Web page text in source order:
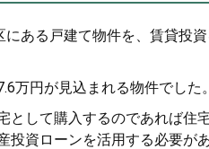
ある戸建て物件を、賃貸投
万円が見込まれる物件でした。
として購入するのであれば住
資ローンを活用する必要があ